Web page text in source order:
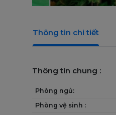
Thông tin chi tiết
Thông tin chung :
Phòng ngủ:
Phòng vệ sinh :